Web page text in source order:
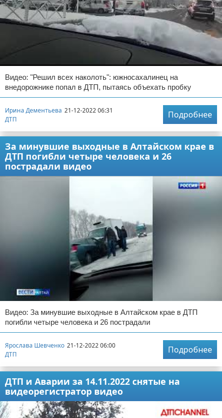
Видео: "Решил всех наколоть": южносахалинец на
внедорожнике попал в ДТП, пытаясь объехать пробку
Ирина Дементьева 21-12-2022 06:31
ДТП
Подробнее
За минувшие выходные в Алтайском крае в
ДТП погибли четыре человека и 26
пострадали видео
Видео: За минувшие выходные в Алтайском крае в ДТП
погибли четыре человека и 26 пострадали
Ярослава Шевченко 21-12-2022 06:00
ДТП
Подробнее
ДТП и Аварии за 14.11.2022 снятые на
видеорегистратор видео